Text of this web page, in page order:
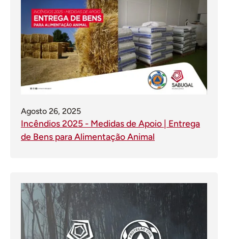
Agosto 26, 2025
Incêndios 2025 - Medidas de Apoio | Entrega
de Bens para Alimentação Animal